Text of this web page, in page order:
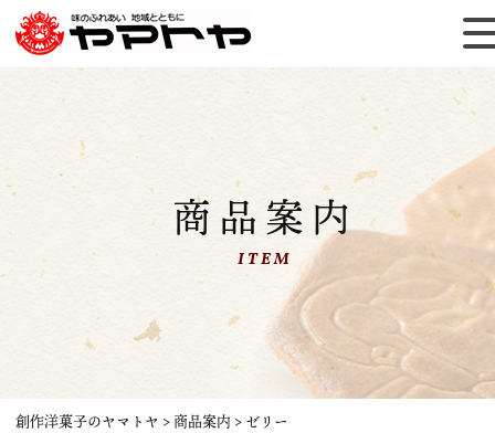
商品案内
ITEM
創作洋菓子のヤマトヤ >商品案内 > ゼリー